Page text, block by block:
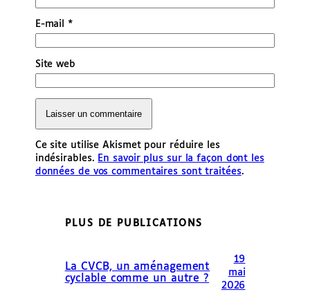
E-mail*
Site web
Ce site utilise Akismet pour réduire les
indésirables. En savoir plus sur la façon dont les
données de vos commentaires sont traitées.
PLUS DE PUBLICATIONS
La CVCB, un aménagement
cyclable comme un autre ?
19
mai
2026